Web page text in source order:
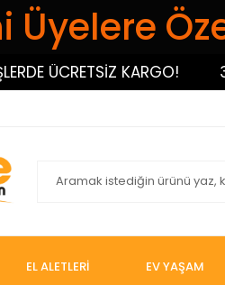
Üyelere
ÜCRETSİZ KARGO!
EL ALETLERİ EV YAŞAM